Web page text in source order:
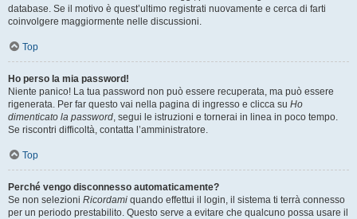
database. Se il motivo è quest’ultimo registrati nuovamente e cerca di farti
coinvolgere maggiormente nelle discussioni.
Top
Ho perso la mia password!
Niente panico! La tua password non può essere recuperata, ma può essere
rigenerata. Per far questo vai nella pagina di ingresso e clicca su Ho
dimenticato la password, segui le istruzioni e tornerai in linea in poco tempo.
Se riscontri difficoltà, contatta l’amministratore.
Top
Perché vengo disconnesso automaticamente?
Se non selezioni Ricordami quando effettui il login, il sistema ti terrà connesso
per un periodo prestabilito. Questo serve a evitare che qualcuno possa usare il